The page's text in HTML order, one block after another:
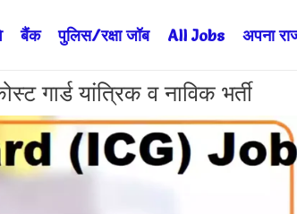
बैंक पुलिस/रक्षा जॉब All Jobs अपना
यांत्रिक व नाविक भर्ती